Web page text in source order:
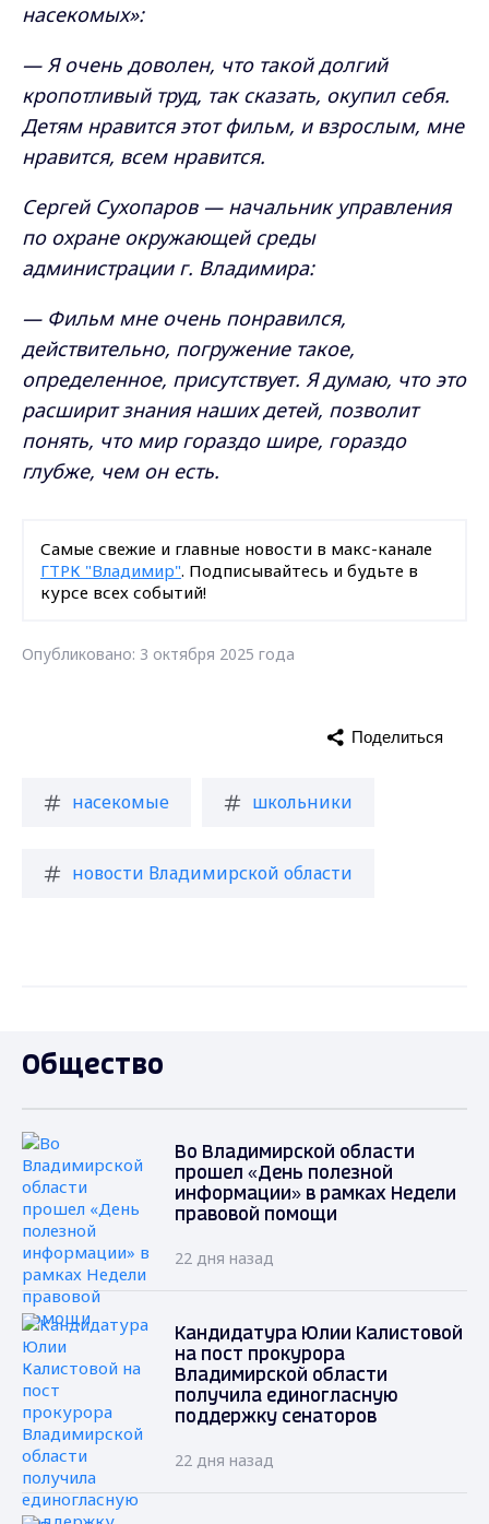
насекомых»:
— Я очень доволен, что такой долгий
кропотливый труд, так сказать, окупил себя.
Детям нравится этот фильм, и взрослым, мне
нравится, всем нравится.
Сергей Сухопаров — начальник управления
по охране окружающей среды
администрации г. Владимира:
— Фильм мне очень понравился,
действительно, погружение такое,
определенное, присутствует. Я думаю, что это
расширит знания наших детей, позволит
понять, что мир гораздо шире, гораздо
глубже, чем он есть.
Самые свежие и главные новости в макс-канале
ГТРК "Владимир". Подписывайтесь и будьте в
курсе всех событий!
Опубликовано: 3 октября 2025 года
насекомые школьники
новости Владимирской области
Поделиться
Общество
Во Владимирской области
прошел «День полезной
информации» в рамках Недели
правовой помощи
22 дня назад
Кандидатура Юлии Калистовой
на пост прокурора
Владимирской области
получила единогласную
поддержку сенаторов
22 дня назад